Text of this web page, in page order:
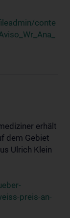
conte
erhält
dem Gebiet
Ulrich Klein
preis-an-